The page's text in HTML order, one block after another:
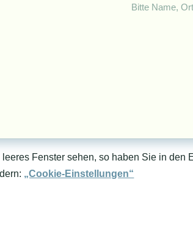
Bitte Name,
Fenster sehen, so haben Sie in
„Cookie-Einstellungen“